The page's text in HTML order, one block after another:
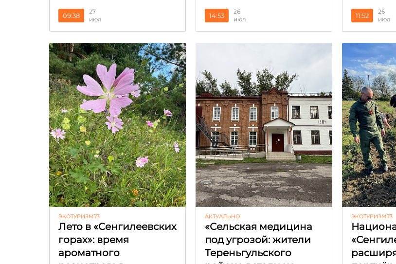
09:38
27
июл
14:53
26
июл
11:52
26
июл
ЭКОТУРИЗМ73
Лето в «Сенгилеевских
горах»: время
ароматного
АКТУАЛЬНО
«Сельская медицина
под угрозой: жители
Тереньгульского
ЭКОТУРИЗМ73